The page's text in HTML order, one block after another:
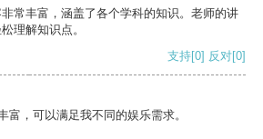
常丰富，涵盖了各个学科的知识。老师的讲
理解知识点。
支持[0] 反对[0]
富，可以满足我不同的娱乐需求。